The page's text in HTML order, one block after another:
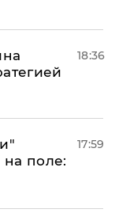
18:36
поле:
17:59